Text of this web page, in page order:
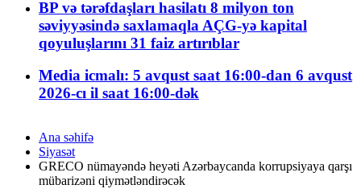
BP və tərəfdaşları hasilatı 8 milyon ton
səviyyəsində saxlamaqla AÇG-yə kapital
qoyuluşlarını 31 faiz artırıblar
Media icmalı: 5 avqust saat 16:00-dan 6 avqust
2026-cı il saat 16:00-dək
Ana səhifə
Siyasət
GRECO nümayəndə heyəti Azərbaycanda korrupsiyaya qarşı
mübarizəni qiymətləndirəcək